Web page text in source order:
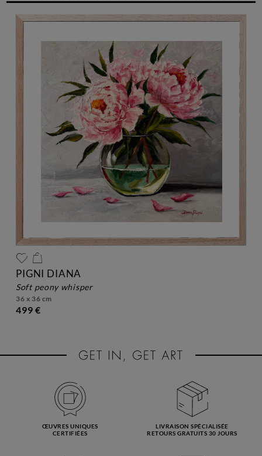
PIGNI DIANA
soft peony whisper
36 x 36 cm
499 €
ŒUVRES UNIQUES
CERTIFIÉES
LIVRAISON SPÉCIALISÉE
RETOURS GRATUITS 30 JOURS